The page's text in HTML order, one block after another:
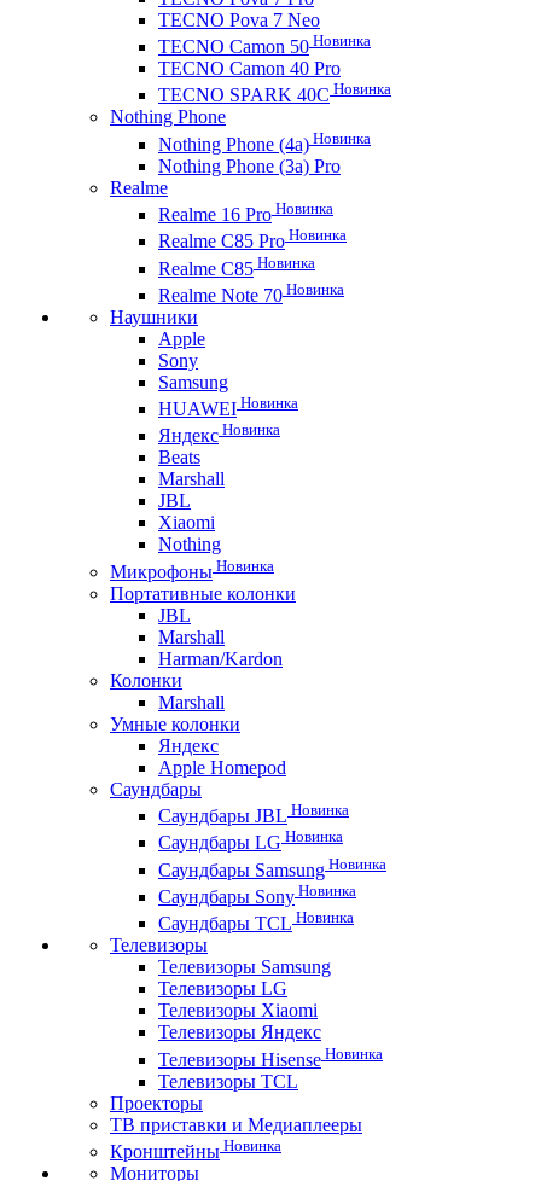
TECNO Pova 7 Neo
TECNO Camon 50 Новинка
TECNO Camon 40 Pro
TECNO SPARK 40C Новинка
Nothing Phone
Nothing Phone (4a) Новинка
Nothing Phone (3a) Pro
Realme
Realme 16 Pro Новинка
Realme C85 Pro Новинка
Realme C85 Новинка
Realme Note 70 Новинка
Наушники
Apple
Sony
Samsung
HUAWEI Новинка
Яндекс Новинка
Beats
Marshall
JBL
Xiaomi
Nothing
Микрофоны Новинка
Портативные колонки
JBL
Marshall
Harman/Kardon
Колонки
Marshall
Умные колонки
Яндекс
Apple Homepod
Саундбары
Саундбары JBL Новинка
Саундбары LG Новинка
Саундбары Samsung Новинка
Саундбары Sony Новинка
Саундбары TCL Новинка
Телевизоры
Телевизоры Samsung
Телевизоры LG
Телевизоры Xiaomi
Телевизоры Яндекс
Телевизоры Hisense Новинка
Телевизоры TCL
Проекторы
ТВ приставки и Медиаплееры
Кронштейны Новинка
Мониторы